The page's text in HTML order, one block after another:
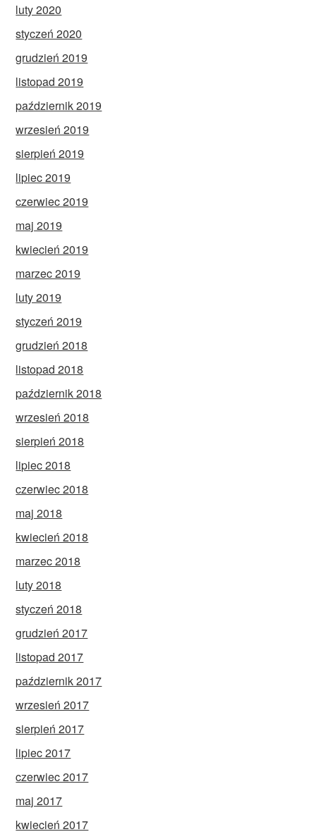
luty 2020
styczeń 2020
grudzień 2019
listopad 2019
październik 2019
wrzesień 2019
sierpień 2019
lipiec 2019
czerwiec 2019
maj 2019
kwiecień 2019
marzec 2019
luty 2019
styczeń 2019
grudzień 2018
listopad 2018
październik 2018
wrzesień 2018
sierpień 2018
lipiec 2018
czerwiec 2018
maj 2018
kwiecień 2018
marzec 2018
luty 2018
styczeń 2018
grudzień 2017
listopad 2017
październik 2017
wrzesień 2017
sierpień 2017
lipiec 2017
czerwiec 2017
maj 2017
kwiecień 2017